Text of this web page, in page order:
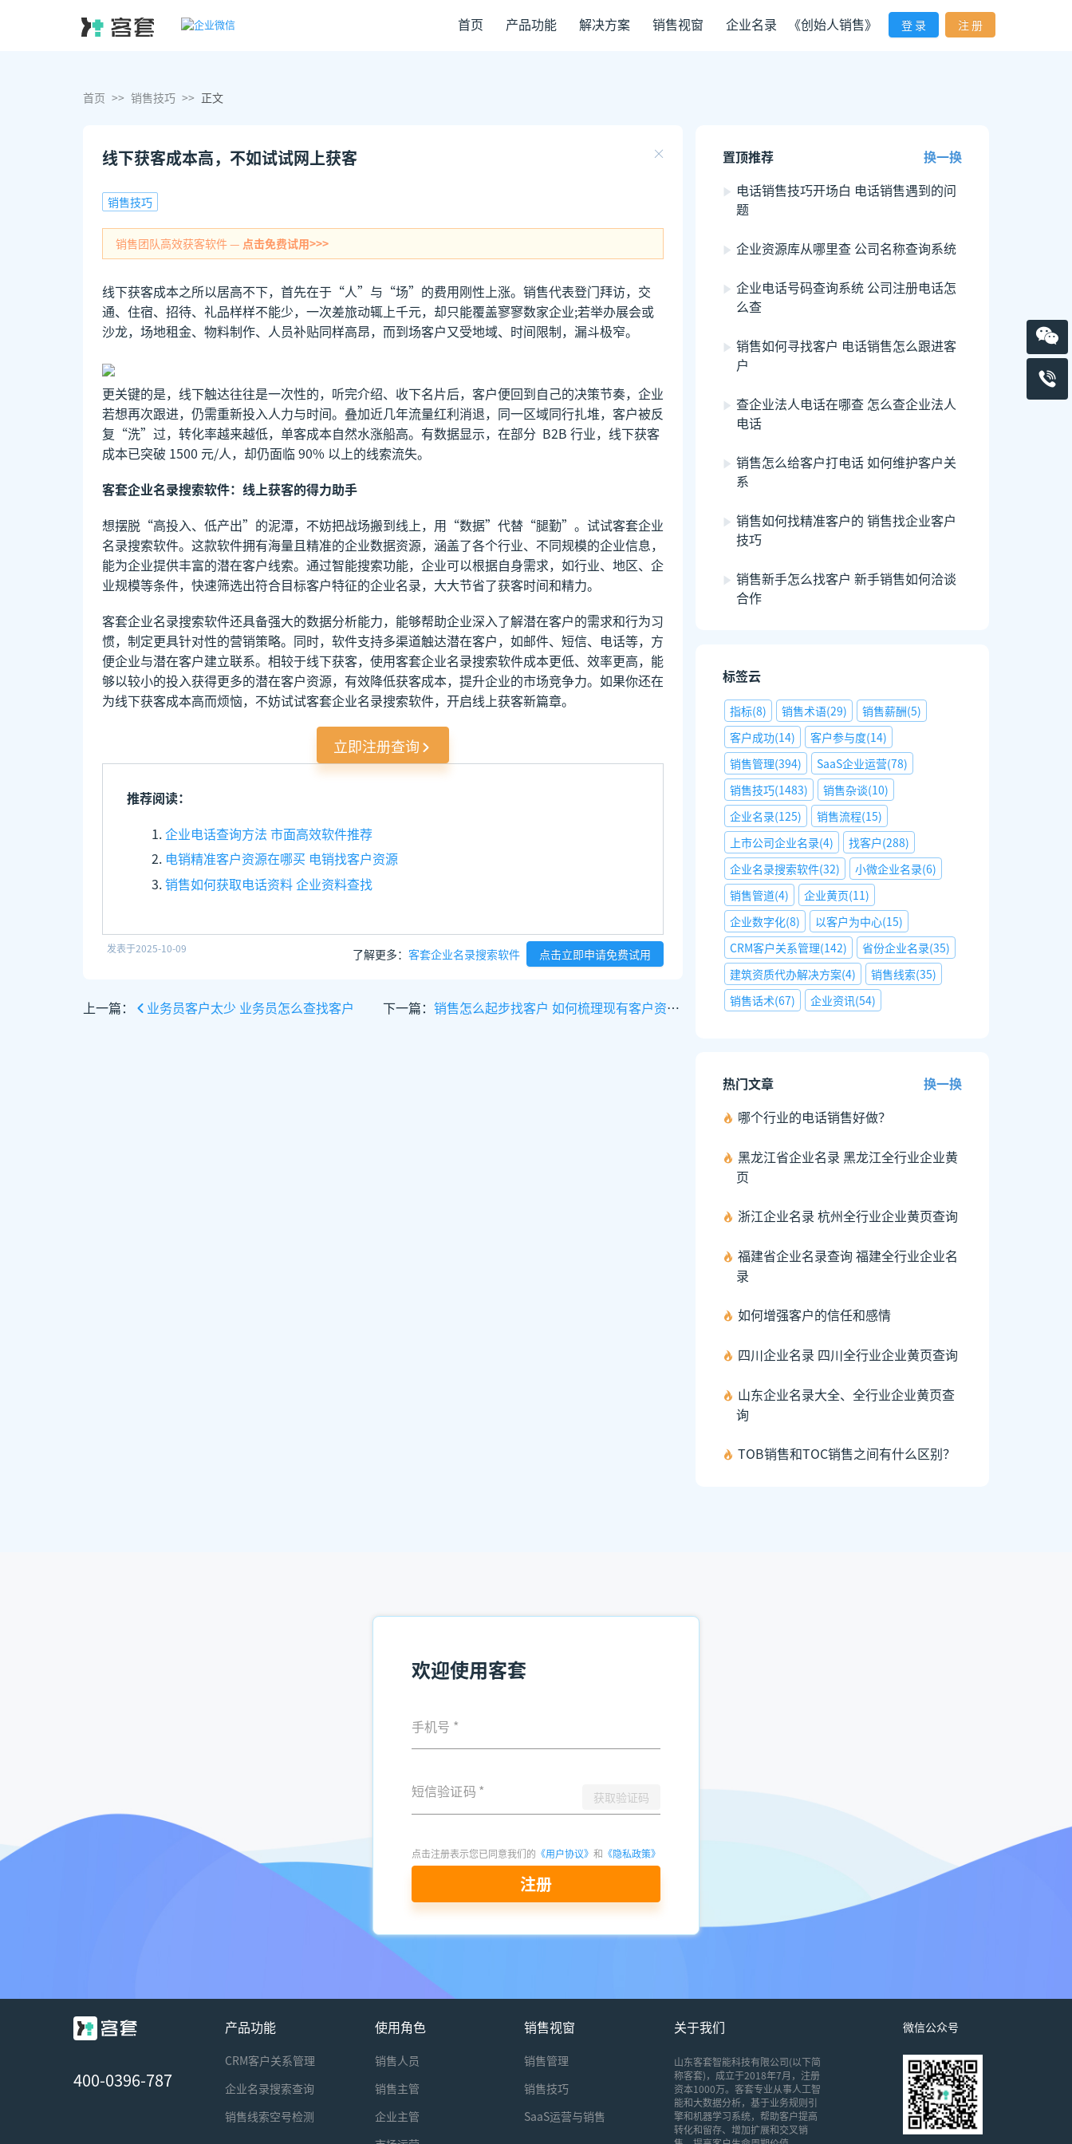
首页 产品功能 解决方案 销售视窗 企业名录 《创始人销售》 登 录 注 册
首页 >> 销售技巧 >> 正文
线下获客成本高，不如试试网上获客
销售技巧
销售团队高效获客软件 — 点击免费试用>>>
线下获客成本之所以居高不下，首先在于“人”与“场”的费用刚性上涨。销售代表登门拜访，交
通、住宿、招待、礼品样样不能少，一次差旅动辄上千元，却只能覆盖寥寥数家企业;若举办展会或
沙龙，场地租金、物料制作、人员补贴同样高昂，而到场客户又受地域、时间限制，漏斗极窄。
更关键的是，线下触达往往是一次性的，听完介绍、收下名片后，客户便回到自己的决策节奏，企业
若想再次跟进，仍需重新投入人力与时间。叠加近几年流量红利消退，同一区域同行扎堆，客户被反
复“洗”过，转化率越来越低，单客成本自然水涨船高。有数据显示，在部分 B2B 行业，线下获客
成本已突破 1500 元/人，却仍面临 90% 以上的线索流失。
客套企业名录搜索软件：线上获客的得力助手
想摆脱“高投入、低产出”的泥潭，不妨把战场搬到线上，用“数据”代替“腿勤”。试试客套企业
名录搜索软件。这款软件拥有海量且精准的企业数据资源，涵盖了各个行业、不同规模的企业信息，
能为企业提供丰富的潜在客户线索。通过智能搜索功能，企业可以根据自身需求，如行业、地区、企
业规模等条件，快速筛选出符合目标客户特征的企业名录，大大节省了获客时间和精力。
客套企业名录搜索软件还具备强大的数据分析能力，能够帮助企业深入了解潜在客户的需求和行为习
惯，制定更具针对性的营销策略。同时，软件支持多渠道触达潜在客户，如邮件、短信、电话等，方
便企业与潜在客户建立联系。相较于线下获客，使用客套企业名录搜索软件成本更低、效率更高，能
够以较小的投入获得更多的潜在客户资源，有效降低获客成本，提升企业的市场竞争力。如果你还在
为线下获客成本高而烦恼，不妨试试客套企业名录搜索软件，开启线上获客新篇章。
立即注册查询
推荐阅读：
企业电话查询方法 市面高效软件推荐
电销精准客户资源在哪买 电销找客户资源
销售如何获取电话资料 企业资料查找
发表于2025-10-09 了解更多： 客套企业名录搜索软件 点击立即申请免费试用
上一篇： 业务员客户太少 业务员怎么查找客户 下一篇： 销售怎么起步找客户 如何梳理现有客户资源
置顶推荐
换一换
电话销售技巧开场白 电话销售遇到的问
题
企业资源库从哪里查 公司名称查询系统
企业电话号码查询系统 公司注册电话怎
么查
销售如何寻找客户 电话销售怎么跟进客
户
查企业法人电话在哪查 怎么查企业法人
电话
销售怎么给客户打电话 如何维护客户关
系
销售如何找精准客户的 销售找企业客户
技巧
销售新手怎么找客户 新手销售如何洽谈
合作
标签云
指标(8) 销售术语(29) 销售薪酬(5)
客户成功(14) 客户参与度(14)
销售管理(394) SaaS企业运营(78)
销售技巧(1483) 销售杂谈(10)
企业名录(125) 销售流程(15)
上市公司企业名录(4) 找客户(288)
企业名录搜索软件(32) 小微企业名录(6)
销售管道(4) 企业黄页(11)
企业数字化(8) 以客户为中心(15)
CRM客户关系管理(142) 省份企业名录(35)
建筑资质代办解决方案(4) 销售线索(35)
销售话术(67) 企业资讯(54)
热门文章
换一换
哪个行业的电话销售好做？
黑龙江省企业名录 黑龙江全行业企业黄
页
浙江企业名录 杭州全行业企业黄页查询
福建省企业名录查询 福建全行业企业名
录
如何增强客户的信任和感情
四川企业名录 四川全行业企业黄页查询
山东企业名录大全、全行业企业黄页查
询
TOB销售和TOC销售之间有什么区别？
欢迎使用客套
手机号 *
短信验证码 * 获取验证码
点击注册表示您已同意我们的 《用户协议》 和 《隐私政策》
注册
400-0396-787
产品功能
CRM客户关系管理
企业名录搜索查询
销售线索空号检测
使用角色
销售人员
销售主管
企业主管
销售视窗
销售管理
销售技巧
SaaS运营与销售
关于我们
山东客套智能科技有限公司(以下简
称客套)，成立于2018年7月，注册
资本1000万。客套专业从事人工智
能和大数据分析，基于业务规则引
擎和机器学习系统，帮助客户提高
转化和留存、增加扩展和交叉销
微信公众号